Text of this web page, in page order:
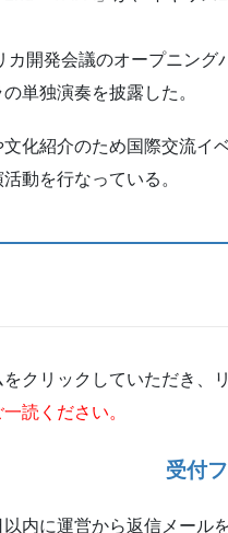
開発会議のオープニング
単独演奏を披露した。
化紹介のため国際交流イ
動を行なっている。
クリックしていただき、
読ください。
受付
内に運営から返信メール